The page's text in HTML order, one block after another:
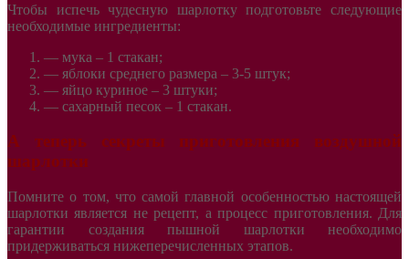
Чтобы испечь чудесную шарлотку подготовьте следующие
необходимые ингредиенты:
— мука – 1 стакан;
— яблоки среднего размера – 3-5 штук;
— яйцо куриное – 3 штуки;
— сахарный песок – 1 стакан.
А теперь секреты приготовления воздушной
шарлотки
Помните о том, что самой главной особенностью настоящей
шарлотки является не рецепт, а процесс приготовления. Для
гарантии создания пышной шарлотки необходимо
придерживаться нижеперечисленных этапов.